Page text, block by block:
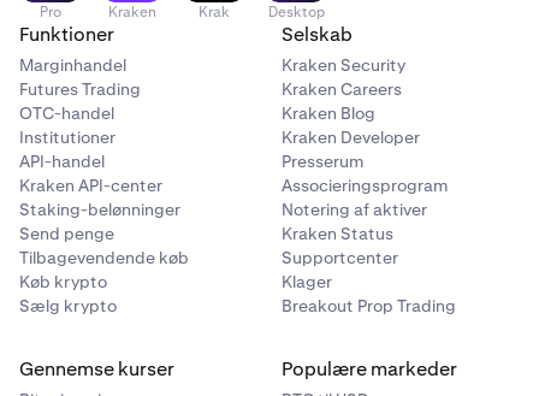
Efterhånden som du øger beløbet, fyldes skyderen
ud, og de samlede gebyrer opdateres løbende
Pro Kraken Krak Desktop
Funktioner
Marginhandel
Futures Trading
OTC-handel
Institutioner
API-handel
Kraken API-center
Staking-belønninger
Send penge
Tilbagevendende køb
Køb krypto
Sælg krypto
Selskab
Kraken Security
Kraken Careers
Kraken Blog
Kraken Developer
Presserum
Associeringsprogram
Notering af aktiver
Kraken Status
Supportcenter
Klager
Breakout Prop Trading
Gennemse kurser Populære markeder